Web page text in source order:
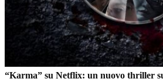
“Karma” su Netflix: un nuovo thriller